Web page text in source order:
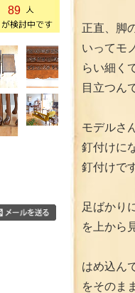
89
正直、脚
いってモ
らい細く
目立つん
モデルさ
釘付けに
釘付けで
足ばかり
を上から
はめ込ん
をそのま